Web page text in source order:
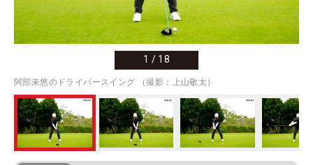
1 / 18
阿部未悠のドライバースイング （撮影：上山敬太）